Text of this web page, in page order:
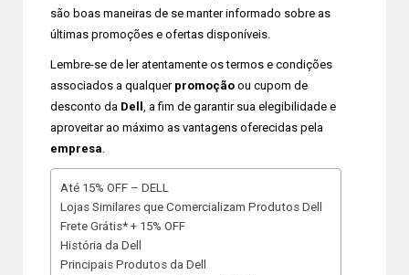
são boas maneiras de se manter informado sobre as
últimas promoções e ofertas disponíveis.
Lembre-se de ler atentamente os termos e condições
associados a qualquer promoção ou cupom de
desconto da Dell
, a fim de garantir sua elegibilidade e
aproveitar ao máximo as vantagens oferecidas pela
empresa
Até 15% OFF – DELL
Lojas Similares que Comercializam Produtos Dell
Frete Grátis* + 15% OFF
História da Dell
Principais Produtos da Dell